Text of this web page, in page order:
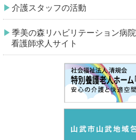
介護スタッフの活動
季美の森リハビリテーション病院
看護師求人サイト